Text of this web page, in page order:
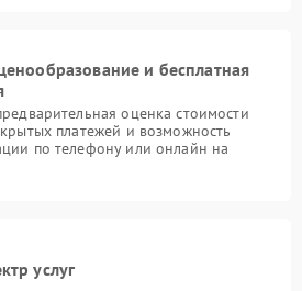
и бесплатная
оценка стоимости
платежей и возможность
по телефону или онлайн на
услуг